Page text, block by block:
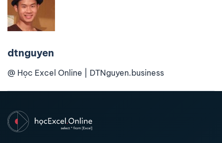
dtnguyen
@ Học Excel Online | DTNguyen.business